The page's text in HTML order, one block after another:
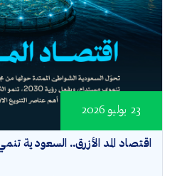
اقتصاد المد الأزرق.. السعودية
23 يوليو 2026